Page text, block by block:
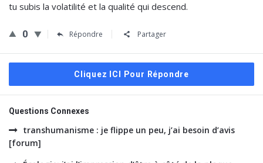
tu subis la volatilité et la qualité qui descend.
0 Répondre Partager
Cliquez ICI Pour Répondre
Questions Connexes
transhumanisme : je flippe un peu, j’ai besoin d’avis
[forum]